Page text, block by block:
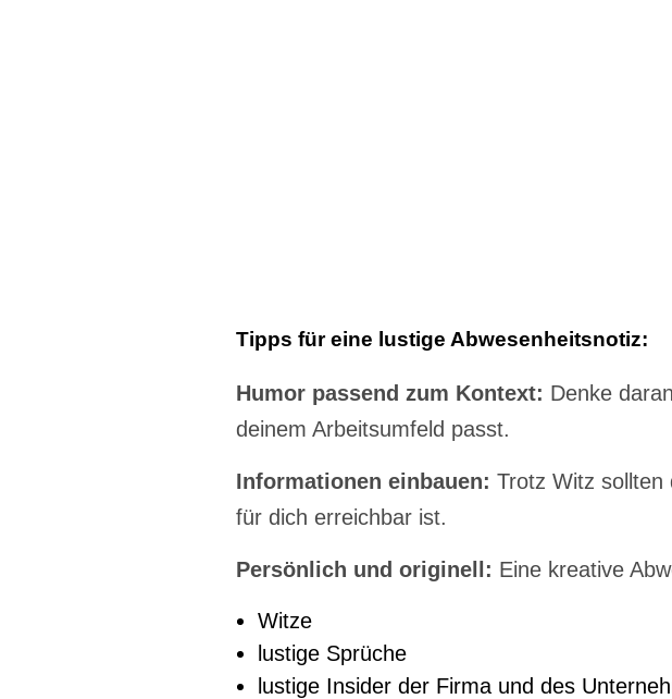
Tipps für eine lustige Abwesenheitsnotiz:
Humor passend zum Kontext: Denke
deinem Arbeitsumfeld passt.
Informationen einbauen: Trotz Witz sollten
für dich erreichbar ist.
Persönlich und originell: Eine kreative
Witze
lustige Sprüche
lustige Insider der Firma und des